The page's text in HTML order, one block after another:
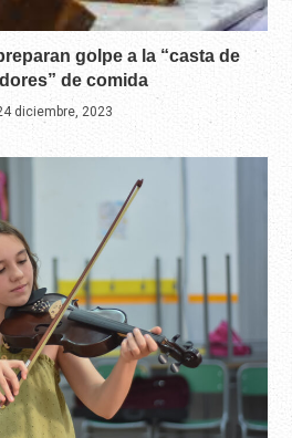
golpe a la “casta de
de comida
diciembre, 2023